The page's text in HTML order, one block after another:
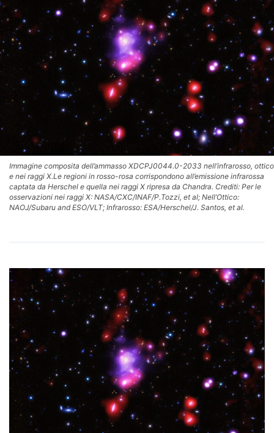
Immagine composita dell’ammasso XDCPJ0044.0-2033 nell’infrarosso, ottico
e nei raggi X.Le regioni in rosso-rosa corrispondono all’emissione infrarossa
captata da Herschel e quella nei raggi X ripresa da Chandra. Crediti: Per le
osservazioni nei raggi X: NASA/CXC/INAF/P.Tozzi, et al; Nell’Ottico:
NAOJ/Subaru and ESO/VLT; Infrarosso: ESA/Herschel/J. Santos, et al.